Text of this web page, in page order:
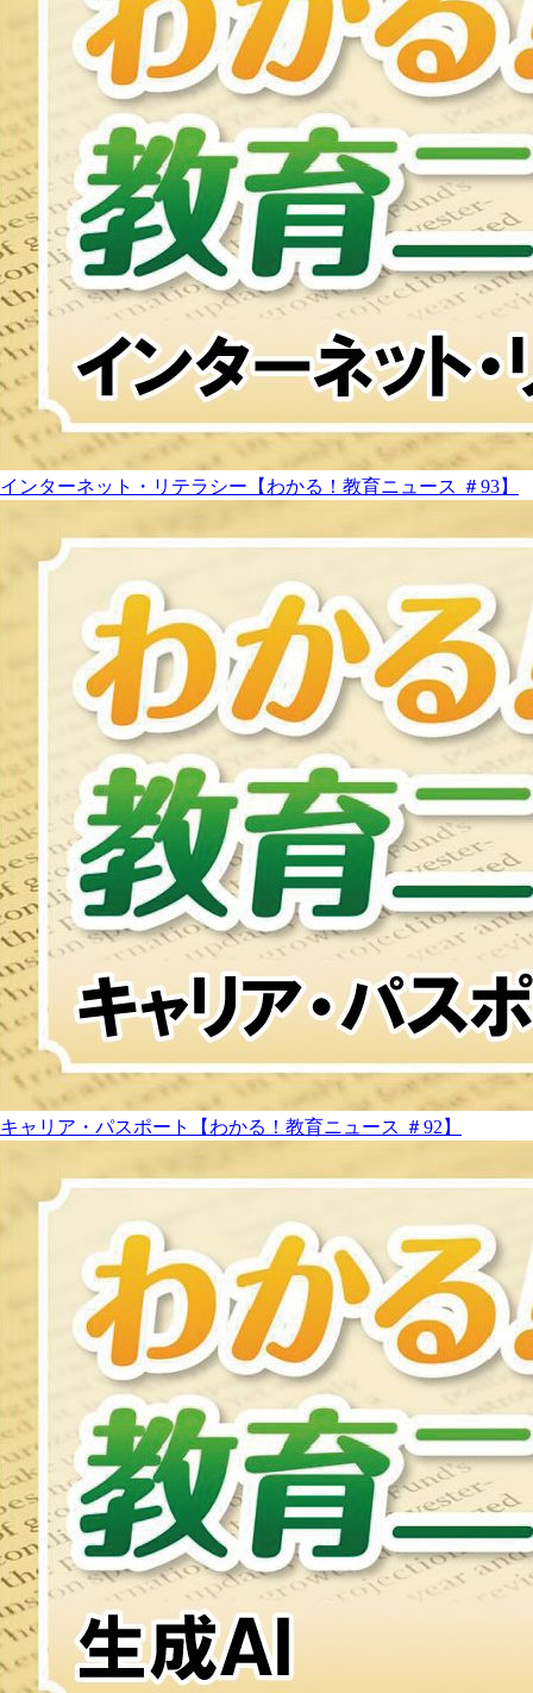
インターネット・リテラシー【わかる！教育ニュース ＃93】
キャリア・パスポート【わかる！教育ニュース ＃92】